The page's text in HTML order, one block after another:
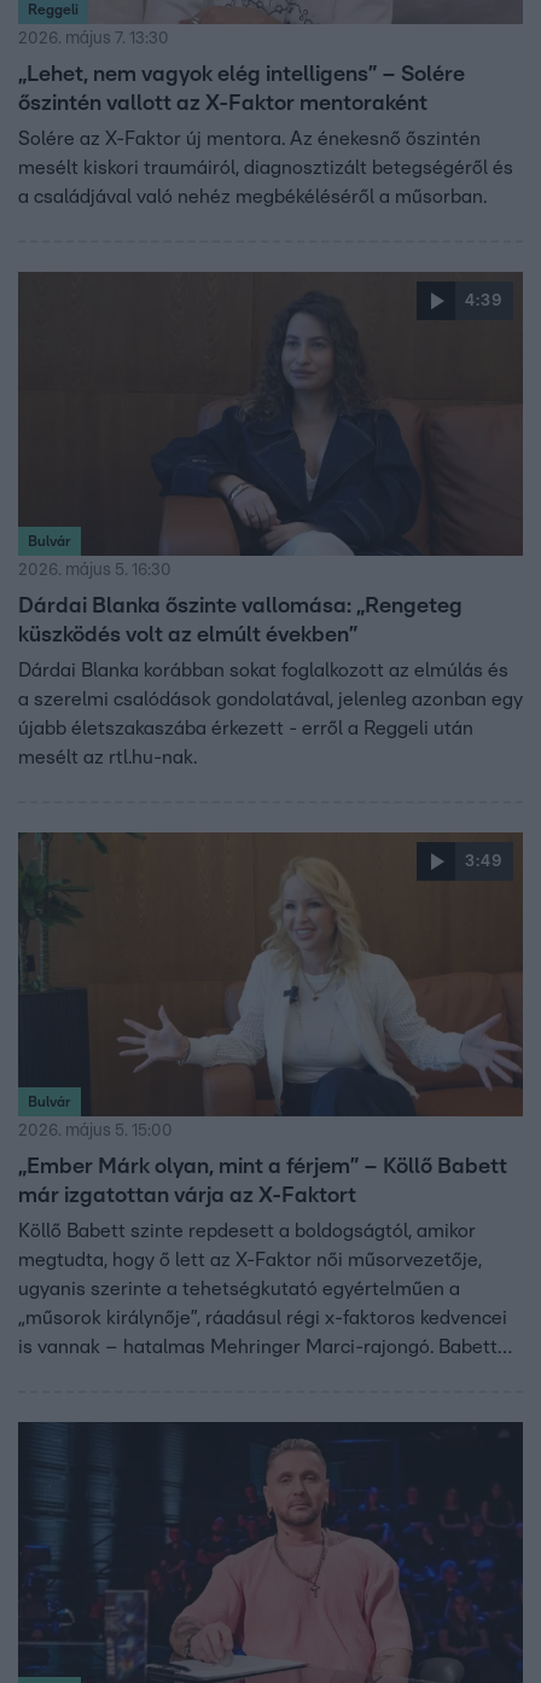
Reggeli
2026. május 7. 13:30
„Lehet, nem vagyok elég intelligens” – Solére
őszintén vallott az X-Faktor mentoraként
Solére az X-Faktor új mentora. Az énekesnő őszintén
mesélt kiskori traumáiról, diagnosztizált betegségéről és
a családjával való nehéz megbékéléséről a műsorban.
4:39
Bulvár
2026. május 5. 16:30
Dárdai Blanka őszinte vallomása: „Rengeteg
küszködés volt az elmúlt években”
Dárdai Blanka korábban sokat foglalkozott az elmúlás és
a szerelmi csalódások gondolatával, jelenleg azonban egy
újabb életszakaszába érkezett - erről a Reggeli után
mesélt az rtl.hu-nak.
3:49
Bulvár
2026. május 5. 15:00
„Ember Márk olyan, mint a férjem” – Köllő Babett
már izgatottan várja az X-Faktort
Köllő Babett szinte repdesett a boldogságtól, amikor
megtudta, hogy ő lett az X-Faktor női műsorvezetője,
ugyanis szerinte a tehetségkutató egyértelműen a
„műsorok királynője”, ráadásul régi x-faktoros kedvencei
is vannak – hatalmas Mehringer Marci-rajongó. Babett
tökéletesen kiegészítik egymást. A színésznő a Csillag
Születikben a visszatérő ByeAlex-szel zsűrizett együtt,
akiről most egy elképesztő titkot is elárult!